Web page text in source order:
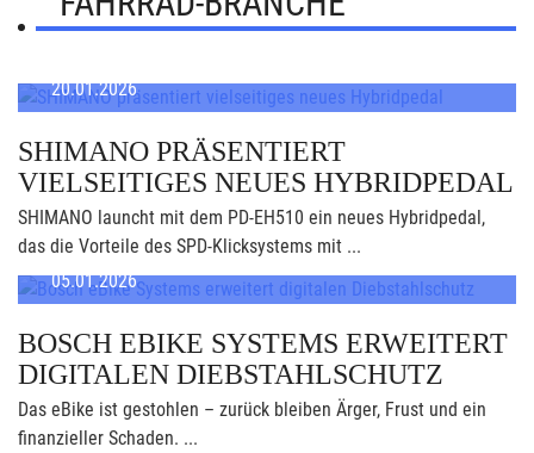
20.01.2026
SHIMANO PRÄSENTIERT
VIELSEITIGES NEUES HYBRIDPEDAL
SHIMANO launcht mit dem PD-EH510 ein neues Hybridpedal,
das die Vorteile des SPD-Klicksystems mit ...
05.01.2026
BOSCH EBIKE SYSTEMS ERWEITERT
DIGITALEN DIEBSTAHLSCHUTZ
Das eBike ist gestohlen – zurück bleiben Ärger, Frust und ein
finanzieller Schaden. ...